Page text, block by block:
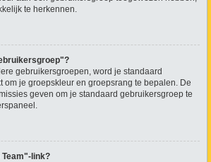
te herkennen.
gebruikersgroepen, word je standaard
om je groepskleur en groepsrang te bepalen. De
geven om je standaard gebruikersgroep te
link?